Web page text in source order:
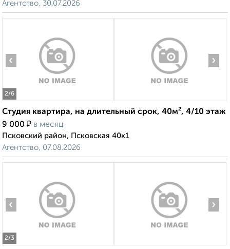
Агентство, 30.07.2026
2/6
‹ ›
Студия квартира, на длительный срок, 40м², 4/10 этаж
9 000 ₽ в месяц
Псковский район, Псковская 40к1
Агентство, 07.08.2026
2/3
‹ ›